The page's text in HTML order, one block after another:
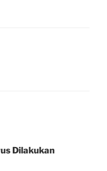
Dilakukan